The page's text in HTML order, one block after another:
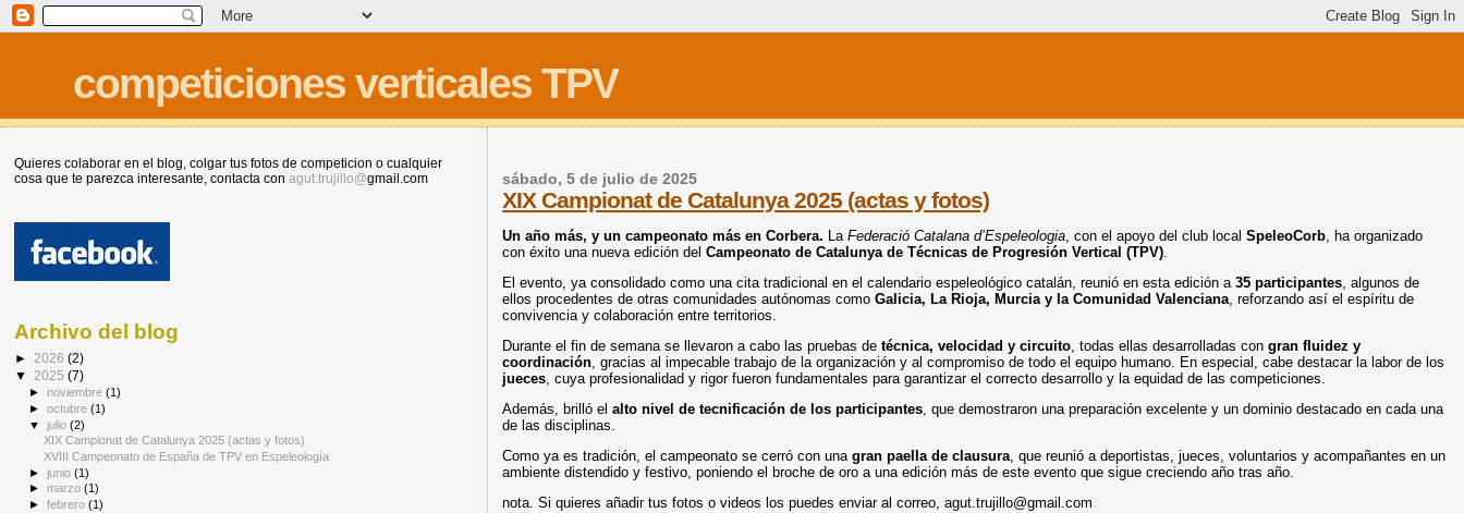
competiciones verticales TPV
sábado, 5 de julio de 2025
XIX Campionat de Catalunya 2025 (actas y fotos)
Un año más, y un campeonato más en Corbera. LaFederació Catalana d’Espeleologia, con el apoyo del club localSpeleoCorb, ha organizado
con éxito una nueva edición delCampeonato de Catalunya de Técnicas de Progresión Vertical (TPV).
El evento, ya consolidado como una cita tradicional en el calendario espeleológico catalán, reunió en esta edición a35 participantes, algunos de
ellos procedentes de otras comunidades autónomas comoGalicia, La Rioja, Murcia y la Comunidad Valenciana, reforzando así el espíritu de
convivencia y colaboración entre territorios.
Durante el fin de semana se llevaron a cabo las pruebas detécnica, velocidad y circuito, todas ellas desarrolladas congran fluidez y
coordinación, gracias al impecable trabajo de la organización y al compromiso de todo el equipo humano. En especial, cabe destacar la labor de los
jueces, cuya profesionalidad y rigor fueron fundamentales para garantizar el correcto desarrollo y la equidad de las competiciones.
Además, brilló elalto nivel de tecnificación de los participantes, que demostraron una preparación excelente y un dominio destacado en cada una
de las disciplinas.
Como ya es tradición, el campeonato se cerró con unagran paella de clausura, que reunió a deportistas, jueces, voluntarios y acompañantes en un
ambiente distendido y festivo, poniendo el broche de oro a una edición más de este evento que sigue creciendo año tras año.
nota. Si quieres añadir tus fotos o videos los puedes enviar al correo, agut.trujillo@gmail.com
Quieres colaborar en el blog, colgar tus fotos de competicion o cualquier
cosa que te parezca interesante, contacta con agut.trujillo@gmail.com
Archivo del blog
► 2026 (2)
▼ 2025 (7)
► noviembre(1)
►octubre(1)
▼julio(2)
XIX Campionat de Catalunya 2025 (actas y fotos)
XVIII Campeonato de España de TPV en Espeleología
►junio(1)
► marzo(1)
►febrero(1)